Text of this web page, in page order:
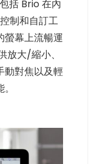
括 Brio 在內
制和自訂工
螢幕上流暢運
放大/縮小、
動對焦以及輕